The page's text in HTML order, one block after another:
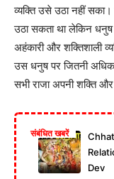
व्यक्ति उसे उठा नहीं सका।
उठा सकता था लेकिन धनुष
अहंकारी और शक्तिशाली
उस धनुष पर जितनी अधिक
सभी राजा अपनी शक्ति
संबंधित खबरें
Dev